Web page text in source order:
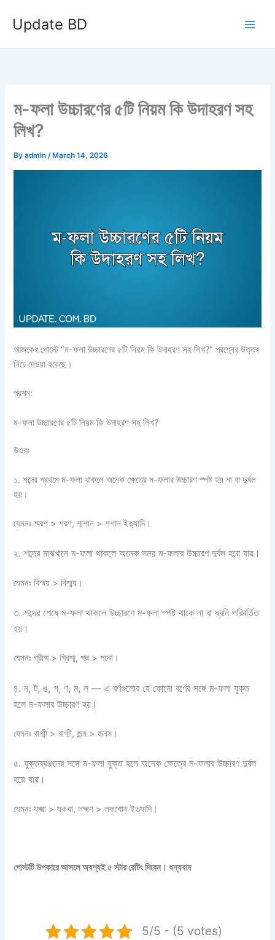
content
Update BD
ম-ফলা উচ্চারণের ৫টি নিয়ম কি উদাহরণ সহ
লিখ?
Byadmin/ March 14, 2026
আজকের পোস্টে “ম-ফলা উচ্চারণের ৫টি নিয়ম কি উদাহরণ সহ লিখ?” প্রশ্নের উত্তর
নিচে দেওয়া হয়েছে।
প্রশ্ন:
ম-ফলা উচ্চারণের ৫টি নিয়ম কি উদাহরণ সহ লিখ?
উওরঃ
১. শব্দের প্রথমে ম-ফলা থাকলে অনেক ক্ষেত্রে ম-ফলার উচ্চারণ স্পষ্ট হয় না বা দুর্বল
হয়।
যেমনঃ স্মরণ > শরণ, শ্মশান > শশান ইত্যাদি।
২. শব্দের মাঝখানে ম-ফলা থাকলে অনেক সময় ম-ফলার উচ্চারণ দুর্বল হয়ে যায়।
যেমনঃ বিস্ময় > বিশ্ময়।
৩. শব্দের শেষে ম-ফলা থাকলে উচ্চারণে ম-ফলা স্পষ্ট থাকে না বা ধ্বনি পরিবর্তিত
হয়।
যেমনঃ গ্রীষ্ম > গ্রিশ্ম, পদ্ম > পদ্দো।
৪. ন, ট, ঙ, গ, ণ, ম, ল — এ বর্ণগুলোর যে কোনো বর্ণের সঙ্গে ম-ফলা যুক্ত
হলে ম-ফলার উচ্চারণ হয়।
যেমনঃ বাগ্মী > বাগ্মী, জন্ম > জনম।
৫. যুক্তব্যঞ্জনের সঙ্গে ম-ফলা যুক্ত হলে অনেক ক্ষেত্রে ম-ফলার উচ্চারণ দুর্বল
হয়ে যায়।
যেমনঃ যক্ষ্মা > যকখা, লক্ষ্মণ > লকখোন ইত্যাদি।
পোস্টটি উপকারে আসলে অবশ্যই ৫ স্টার রেটিং দিবেন। ধন্যবাদ
5/5 - (5 votes)